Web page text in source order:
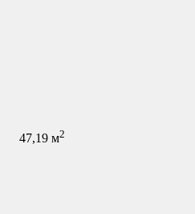
47,19 м2